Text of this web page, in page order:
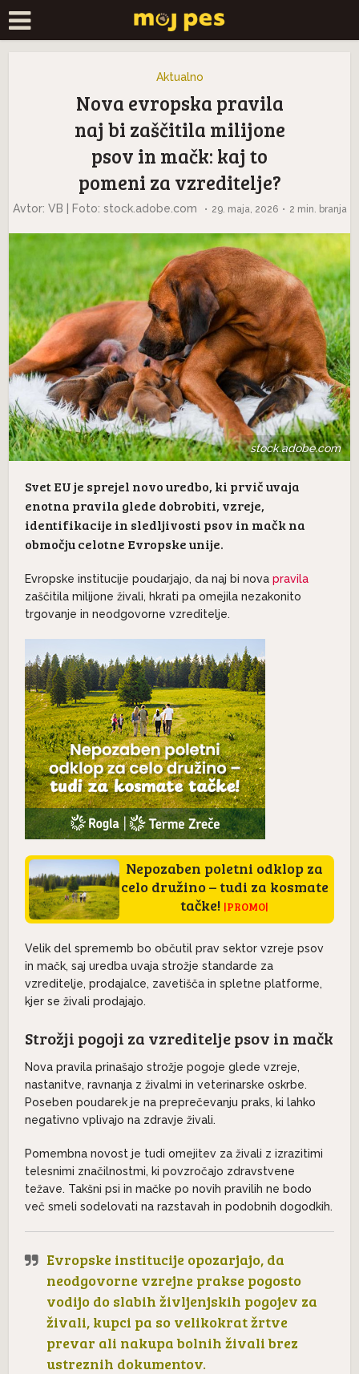
Aktualno
Nova evropska pravila
naj bi zaščitila milijone
psov in mačk: kaj to
pomeni za vzreditelje?
Avtor: VB | Foto: stock.adobe.com 29. maja, 2026 2 min. branja
stock.adobe.com
Svet EU je sprejel novo uredbo, ki prvič uvaja
enotna pravila glede dobrobiti, vzreje,
identifikacije in sledljivosti psov in mačk na
območju celotne Evropske unije.
Evropske institucije poudarjajo, da naj bi novapravila
zaščitila milijone živali, hkrati pa omejila nezakonito
trgovanje in neodgovorne vzreditelje.
Nepozaben poletni odklop za
celo družino – tudi za kosmate
tačke! |PROMO|
Velik del sprememb bo občutil prav sektor vzreje psov
in mačk, saj uredba uvaja strožje standarde za
vzreditelje, prodajalce, zavetišča in spletne platforme,
kjer se živali prodajajo.
Strožji pogoji za vzreditelje psov in mačk
Nova pravila prinašajo strožje pogoje glede vzreje,
nastanitve, ravnanja z živalmi in veterinarske oskrbe.
Poseben poudarek je na preprečevanju praks, ki lahko
negativno vplivajo na zdravje živali.
Pomembna novost je tudi omejitev za živali z izrazitimi
telesnimi značilnostmi, ki povzročajo zdravstvene
težave. Takšni psi in mačke po novih pravilih ne bodo
več smeli sodelovati na razstavah in podobnih dogodkih.
Evropske institucije opozarjajo, da
neodgovorne vzrejne prakse pogosto
vodijo do slabih življenjskih pogojev za
živali, kupci pa so velikokrat žrtve
prevar ali nakupa bolnih živali brez
ustreznih dokumentov.